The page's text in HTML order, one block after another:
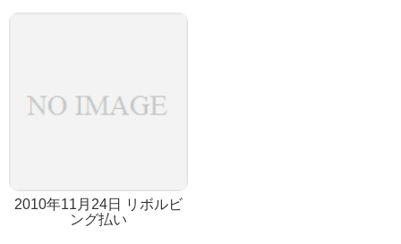
2010年11月24日 リボルビ
ング払い